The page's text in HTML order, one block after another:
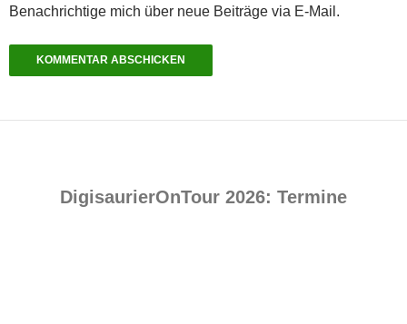
Benachrichtige mich über neue Beiträge via E-Mail.
DigisaurierOnTour 2026: Termine